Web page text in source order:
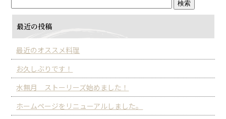
最近の投稿
最近のオススメ料理
お久しぶりです！
水無月 ストーリーズ始めました！
ホームページをリニューアルしました。